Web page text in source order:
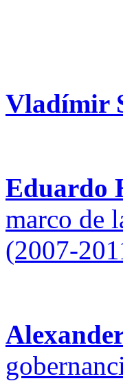
Vladímir
Eduardo
marco de
(2007-